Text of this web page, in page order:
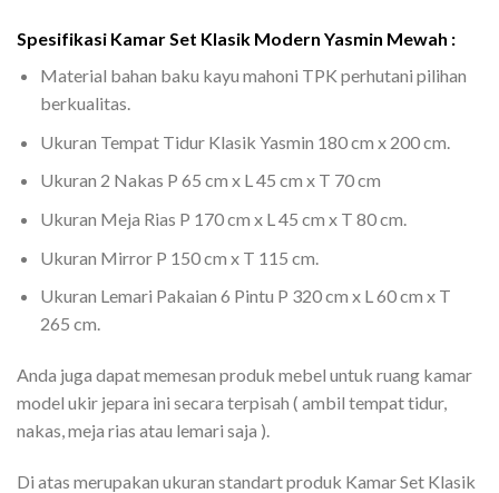
Spesifikasi Kamar Set Klasik Modern Yasmin Mewah :
Material bahan baku kayu mahoni TPK perhutani pilihan
berkualitas.
Ukuran Tempat Tidur Klasik Yasmin 180 cm x 200 cm.
Ukuran 2 Nakas P 65 cm x L 45 cm x T 70 cm
Ukuran Meja Rias P 170 cm x L 45 cm x T 80 cm.
Ukuran Mirror P 150 cm x T 115 cm.
Ukuran Lemari Pakaian 6 Pintu P 320 cm x L 60 cm x T
265 cm.
Anda juga dapat memesan produk mebel untuk ruang kamar
model ukir jepara ini secara terpisah ( ambil tempat tidur,
nakas, meja rias atau lemari saja ).
Di atas merupakan ukuran standart produk Kamar Set Klasik